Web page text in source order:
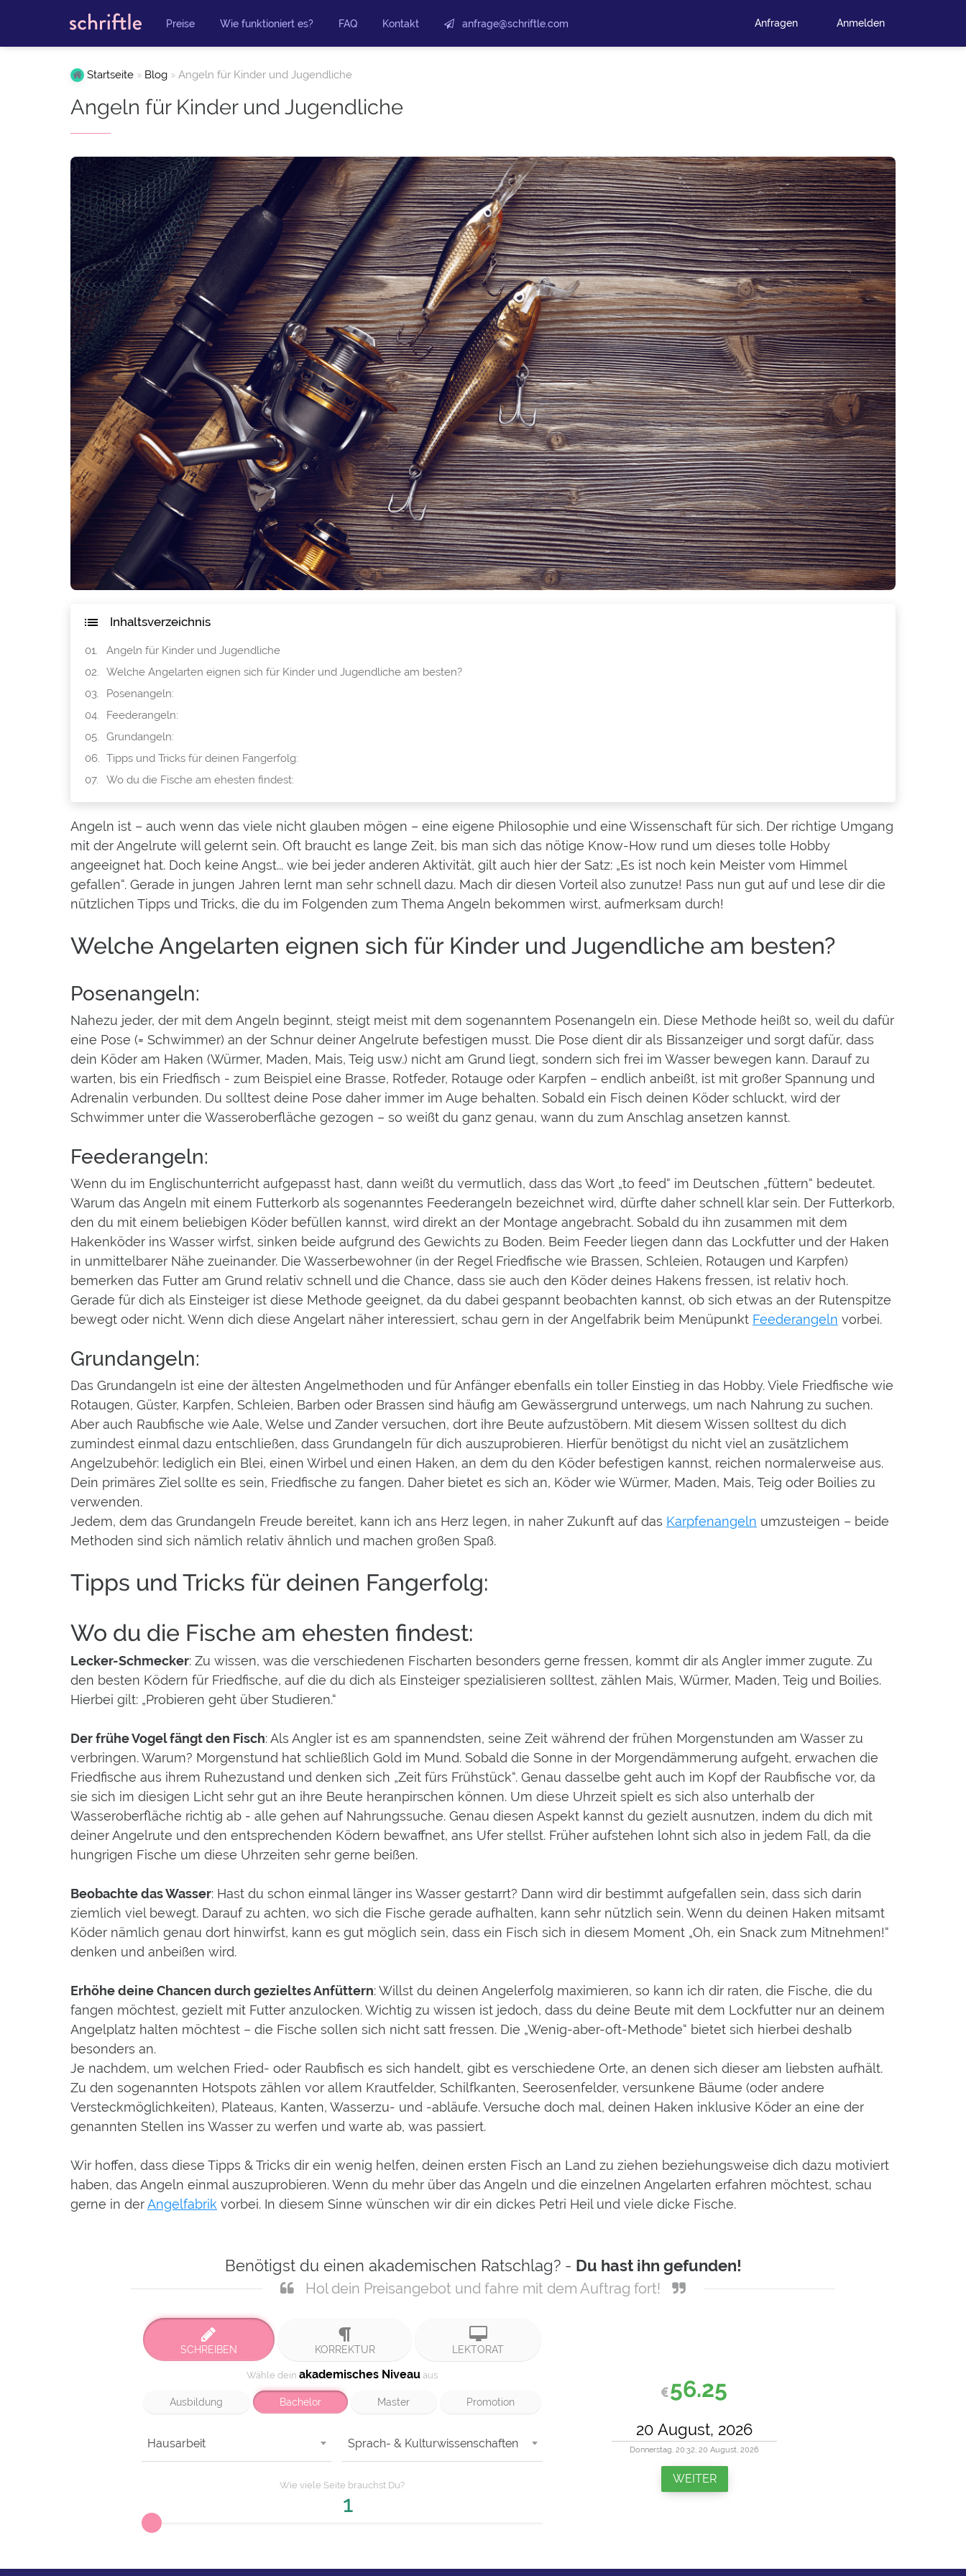
Preise Wie funktioniert es? FAQ Kontakt anfrage@schriftle.com Anfragen Anmelden
Startseite Blog Angeln für Kinder und Jugendliche
Angeln für Kinder und Jugendliche
Inhaltsverzeichnis
Angeln für Kinder und Jugendliche
Welche Angelarten eignen sich für Kinder und Jugendliche am besten?
Posenangeln:
Feederangeln:
Grundangeln:
Tipps und Tricks für deinen Fangerfolg:
Wo du die Fische am ehesten findest:
Angeln ist – auch wenn das viele nicht glauben mögen – eine eigene Philosophie und eine Wissenschaft für sich. Der richtige Umgang
mit der Angelrute will gelernt sein. Oft braucht es lange Zeit, bis man sich das nötige Know-How rund um dieses tolle Hobby
angeeignet hat. Doch keine Angst... wie bei jeder anderen Aktivität, gilt auch hier der Satz: „Es ist noch kein Meister vom Himmel
gefallen“. Gerade in jungen Jahren lernt man sehr schnell dazu. Mach dir diesen Vorteil also zunutze! Pass nun gut auf und lese dir die
nützlichen Tipps und Tricks, die du im Folgenden zum Thema Angeln bekommen wirst, aufmerksam durch!
Welche Angelarten eignen sich für Kinder und Jugendliche am besten?
Posenangeln:
Nahezu jeder, der mit dem Angeln beginnt, steigt meist mit dem sogenanntem Posenangeln ein. Diese Methode heißt so, weil du dafür
eine Pose (= Schwimmer) an der Schnur deiner Angelrute befestigen musst. Die Pose dient dir als Bissanzeiger und sorgt dafür, dass
dein Köder am Haken (Würmer, Maden, Mais, Teig usw.) nicht am Grund liegt, sondern sich frei im Wasser bewegen kann. Darauf zu
warten, bis ein Friedfisch - zum Beispiel eine Brasse, Rotfeder, Rotauge oder Karpfen – endlich anbeißt, ist mit großer Spannung und
Adrenalin verbunden. Du solltest deine Pose daher immer im Auge behalten. Sobald ein Fisch deinen Köder schluckt, wird der
Schwimmer unter die Wasseroberfläche gezogen – so weißt du ganz genau, wann du zum Anschlag ansetzen kannst.
Feederangeln:
Wenn du im Englischunterricht aufgepasst hast, dann weißt du vermutlich, dass das Wort „to feed“ im Deutschen „füttern“ bedeutet.
Warum das Angeln mit einem Futterkorb als sogenanntes Feederangeln bezeichnet wird, dürfte daher schnell klar sein. Der Futterkorb,
den du mit einem beliebigen Köder befüllen kannst, wird direkt an der Montage angebracht. Sobald du ihn zusammen mit dem
Hakenköder ins Wasser wirfst, sinken beide aufgrund des Gewichts zu Boden. Beim Feeder liegen dann das Lockfutter und der Haken
in unmittelbarer Nähe zueinander. Die Wasserbewohner (in der Regel Friedfische wie Brassen, Schleien, Rotaugen und Karpfen)
bemerken das Futter am Grund relativ schnell und die Chance, dass sie auch den Köder deines Hakens fressen, ist relativ hoch.
Gerade für dich als Einsteiger ist diese Methode geeignet, da du dabei gespannt beobachten kannst, ob sich etwas an der Rutenspitze
bewegt oder nicht. Wenn dich diese Angelart näher interessiert, schau gern in der Angelfabrik beim Menüpunkt Feederangeln vorbei.
Grundangeln:
Das Grundangeln ist eine der ältesten Angelmethoden und für Anfänger ebenfalls ein toller Einstieg in das Hobby. Viele Friedfische wie
Rotaugen, Güster, Karpfen, Schleien, Barben oder Brassen sind häufig am Gewässergrund unterwegs, um nach Nahrung zu suchen.
Aber auch Raubfische wie Aale, Welse und Zander versuchen, dort ihre Beute aufzustöbern. Mit diesem Wissen solltest du dich
zumindest einmal dazu entschließen, dass Grundangeln für dich auszuprobieren. Hierfür benötigst du nicht viel an zusätzlichem
Angelzubehör: lediglich ein Blei, einen Wirbel und einen Haken, an dem du den Köder befestigen kannst, reichen normalerweise aus.
Dein primäres Ziel sollte es sein, Friedfische zu fangen. Daher bietet es sich an, Köder wie Würmer, Maden, Mais, Teig oder Boilies zu
verwenden.
Jedem, dem das Grundangeln Freude bereitet, kann ich ans Herz legen, in naher Zukunft auf das Karpfenangeln umzusteigen – beide
Methoden sind sich nämlich relativ ähnlich und machen großen Spaß.
Tipps und Tricks für deinen Fangerfolg:
Wo du die Fische am ehesten findest:
Lecker-Schmecker: Zu wissen, was die verschiedenen Fischarten besonders gerne fressen, kommt dir als Angler immer zugute. Zu
den besten Ködern für Friedfische, auf die du dich als Einsteiger spezialisieren solltest, zählen Mais, Würmer, Maden, Teig und Boilies.
Hierbei gilt: „Probieren geht über Studieren.“
Der frühe Vogel fängt den Fisch: Als Angler ist es am spannendsten, seine Zeit während der frühen Morgenstunden am Wasser zu
verbringen. Warum? Morgenstund hat schließlich Gold im Mund. Sobald die Sonne in der Morgendämmerung aufgeht, erwachen die
Friedfische aus ihrem Ruhezustand und denken sich „Zeit fürs Frühstück“. Genau dasselbe geht auch im Kopf der Raubfische vor, da
sie sich im diesigen Licht sehr gut an ihre Beute heranpirschen können. Um diese Uhrzeit spielt es sich also unterhalb der
Wasseroberfläche richtig ab - alle gehen auf Nahrungssuche. Genau diesen Aspekt kannst du gezielt ausnutzen, indem du dich mit
deiner Angelrute und den entsprechenden Ködern bewaffnet, ans Ufer stellst. Früher aufstehen lohnt sich also in jedem Fall, da die
hungrigen Fische um diese Uhrzeiten sehr gerne beißen.
Beobachte das Wasser: Hast du schon einmal länger ins Wasser gestarrt? Dann wird dir bestimmt aufgefallen sein, dass sich darin
ziemlich viel bewegt. Darauf zu achten, wo sich die Fische gerade aufhalten, kann sehr nützlich sein. Wenn du deinen Haken mitsamt
Köder nämlich genau dort hinwirfst, kann es gut möglich sein, dass ein Fisch sich in diesem Moment „Oh, ein Snack zum Mitnehmen!“
denken und anbeißen wird.
Erhöhe deine Chancen durch gezieltes Anfüttern: Willst du deinen Angelerfolg maximieren, so kann ich dir raten, die Fische, die du
fangen möchtest, gezielt mit Futter anzulocken. Wichtig zu wissen ist jedoch, dass du deine Beute mit dem Lockfutter nur an deinem
Angelplatz halten möchtest – die Fische sollen sich nicht satt fressen. Die „Wenig-aber-oft-Methode“ bietet sich hierbei deshalb
besonders an.
Je nachdem, um welchen Fried- oder Raubfisch es sich handelt, gibt es verschiedene Orte, an denen sich dieser am liebsten aufhält.
Zu den sogenannten Hotspots zählen vor allem Krautfelder, Schilfkanten, Seerosenfelder, versunkene Bäume (oder andere
Versteckmöglichkeiten), Plateaus, Kanten, Wasserzu- und -abläufe. Versuche doch mal, deinen Haken inklusive Köder an eine der
genannten Stellen ins Wasser zu werfen und warte ab, was passiert.
Wir hoffen, dass diese Tipps & Tricks dir ein wenig helfen, deinen ersten Fisch an Land zu ziehen beziehungsweise dich dazu motiviert
haben, das Angeln einmal auszuprobieren. Wenn du mehr über das Angeln und die einzelnen Angelarten erfahren möchtest, schau
gerne in derAngelfabrik vorbei. In diesem Sinne wünschen wir dir ein dickes Petri Heil und viele dicke Fische.
Benötigst du einen akademischen Ratschlag? - Du hast ihn gefunden!
Hol dein Preisangebot und fahre mit dem Auftrag fort!
SCHREIBEN KORREKTUR LEKTORAT
Wähle dein akademisches Niveau aus
Ausbildung Bachelor Master Promotion
Hausarbeit Sprach- & Kulturwissenschaften
Wie viele Seite brauchst Du?
56.25
Donnerstag, 20:32, 20 August, 2026
WEITER